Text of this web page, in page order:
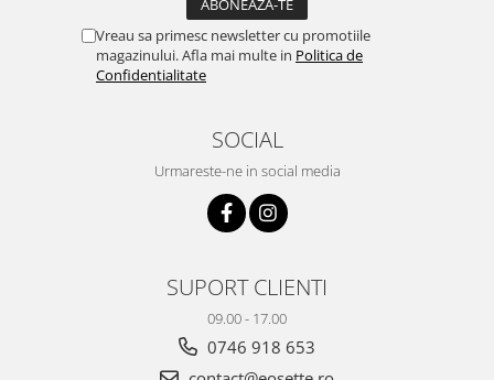
Vreau sa primesc newsletter cu promotiile
magazinului. Afla mai multe in Politica de
Confidentialitate
SOCIAL
Urmareste-ne in social media
SUPORT CLIENTI
09.00 - 17.00
0746 918 653